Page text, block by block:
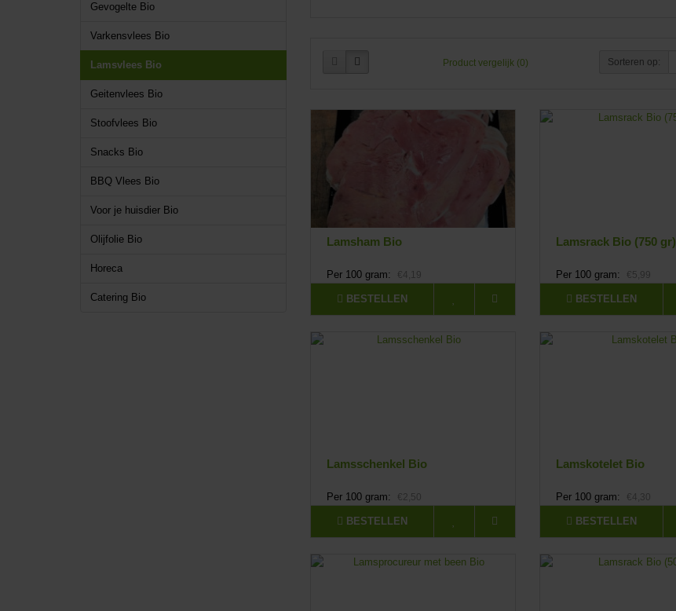
Gevogelte Bio
Varkensvlees Bio
Lamsvlees Bio
Geitenvlees Bio
Stoofvlees Bio
Snacks Bio
BBQ Vlees Bio
Voor je huisdier Bio
Olijfolie Bio
Horeca
Catering Bio
Product vergelijk (0) Sorteren op:
Lamsham Bio
Per 100 gram: €4,19
BESTELLEN
Lamsrack Bio (750 gr)
Per 100 gram: €5,99
BESTELLEN
Lamsschenkel Bio
Per 100 gram: €2,50
BESTELLEN
Lamskotelet Bio
Per 100 gram: €4,30
BESTELLEN